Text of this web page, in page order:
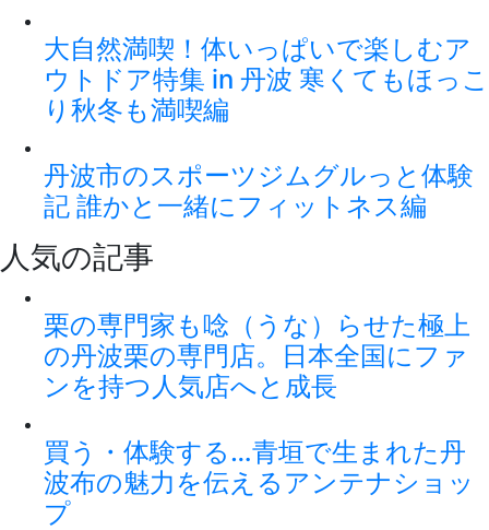
大自然満喫！体いっぱいで楽しむア
ウトドア特集 in 丹波 寒くてもほっこ
り秋冬も満喫編
丹波市のスポーツジムグルっと体験
記 誰かと一緒にフィットネス編
人気の記事
栗の専門家も唸（うな）らせた極上
の丹波栗の専門店。日本全国にファ
ンを持つ人気店へと成長
買う・体験する…青垣で生まれた丹
波布の魅力を伝えるアンテナショッ
プ